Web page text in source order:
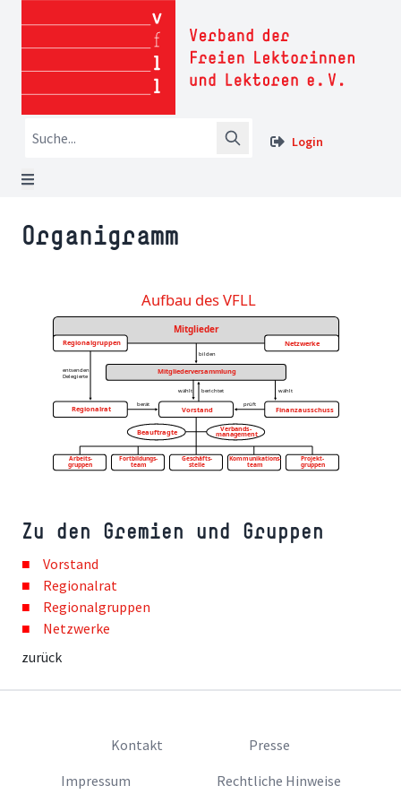
Login
Organigramm
Zu den Gremien und Gruppen
Vorstand
Regionalrat
Regionalgruppen
Netzwerke
zurück
Kontakt
Presse
Impressum
Rechtliche Hinweise